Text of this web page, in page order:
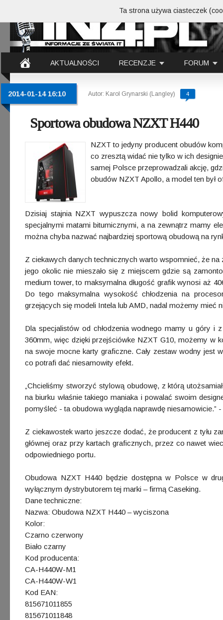
AKTUALNOŚCI RECENZJE FORUM
2014-01-14 16:10 Autor: Karol Grynarski (Langley) 4
Sportowa obudowa NZXT H440
NZXT to jedyny producent obudów
co zresztą widać nie tylko w ich
samej Polsce przeprowadzali akcję,
obudów NZXT Apollo, a model ten był
Dzisiaj stajnia NZXT wypuszcza nowy bolid
specjalnymi matami bitumicznymi, a na zewnątrz mamy
można chyba nazwać najbardziej sportową obudową na
Z ciekawych danych technicznych warto wspomnieć, że
jego okolic nie mieszało się z miejscem gdzie są
medium tower, to maksymalna długość grafik wynosi aż
Do tego maksymalna wysokość chłodzenia na
grzejących się modeli Intela lub AMD, nadal możemy mieć
Dla specjalistów od chłodzenia wodnego mamy u góry i
360mm, więc dzięki przejściówke NZXT G10, możemy w
na swoje mocne karty graficzne. Cały zestaw wodny
co potrafi dać niesamowity efekt.
„Chcieliśmy stworzyć stylową obudowę, z którą
na biurku właśnie takiego maniaka i powalać swoim
pomyśleć - ta obudowa wygląda naprawdę niesamowicie.”
Z ciekawostek warto jeszcze dodać, że producent z tyłu
głównej oraz przy kartach graficznych, przez co nawet
odpowiedniego portu.
Obudowa NZXT H440 będzie dostępna w Polsce w
wyłącznym dystrybutorem tej marki – firmą Caseking.
Dane techniczne:
Nazwa: Obudowa NZXT H440 – wyciszona
Kolor:
Czarno czerwony
Biało czarny
Kod producenta:
CA-H440W-M1
CA-H440W-W1
Kod EAN:
815671011855
815671011848
Ta strona używa ciasteczek